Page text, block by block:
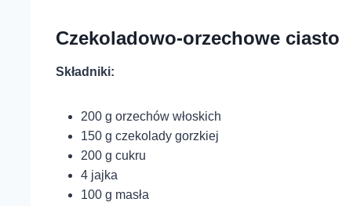
Czekoladowo-orzechowe ciasto
Składniki:
200 g orzechów włoskich
150 g czekolady gorzkiej
200 g cukru
4 jajka
100 g masła